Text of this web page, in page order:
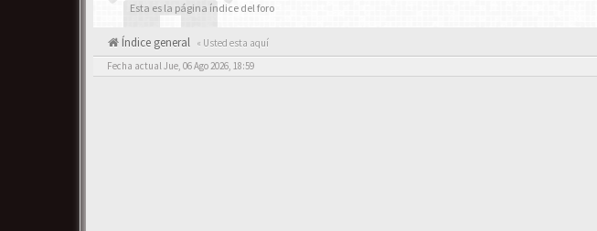
Esta es la página índice del foro
Índice general « Usted esta aquí
Fecha actual Jue, 06 Ago 2026, 18:59